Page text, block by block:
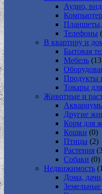
Аудио,
Планшеты,
Телефоны
В квартиру и
Бытовая
Мебель
Продукты
Товары
Животные и
Другие
Корм для
Кошки (0)
Птицы (2)
Растения
Собаки (0)
Недвижимость
Дома,
Земельные